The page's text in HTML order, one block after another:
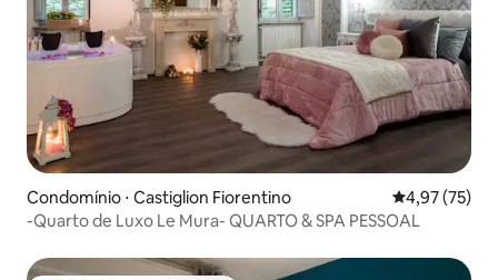
Condomínio ⋅ Castiglion Fiorentino 4,97 de uma
4,97 (75)
-Quarto de Luxo Le Mura- QUARTO & SPA PESSOAL